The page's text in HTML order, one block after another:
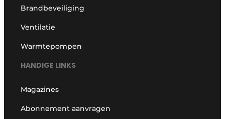
Brandbeveiliging
Ventilatie
Warmtepompen
HANDIGE LINKS
Magazines
Abonnement aanvragen